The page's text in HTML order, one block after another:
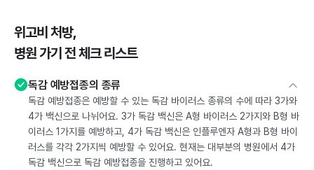
위고비 처방,
병원 가기 전 체크 리스트
독감 예방접종의 종류
독감 예방접종은 예방할 수 있는 독감 바이러스 종류의 수에 따라 3가와
4가 백신으로 나뉘어요. 3가 독감 백신은 A형 바이러스 2가지와 B형 바
이러스 1가지를 예방하고, 4가 독감 백신은 인플루엔자 A형과 B형 바이
러스를 각각 2가지씩 예방할 수 있어요. 현재는 대부분의 병원에서 4가
독감 백신으로 독감 예방접종을 진행하고 있어요.